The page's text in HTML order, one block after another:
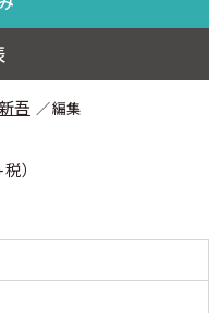
吾 編集
）